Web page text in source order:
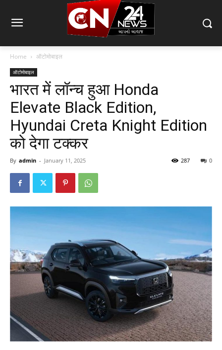
Home ऑटोमोबाइल
ऑटोमोबाइल
भारत में लॉन्च हुआ Honda
Elevate Black Edition,
Hyundai Creta Knight Edition
को देगा टक्कर
By admin - January 11, 2025 0
287